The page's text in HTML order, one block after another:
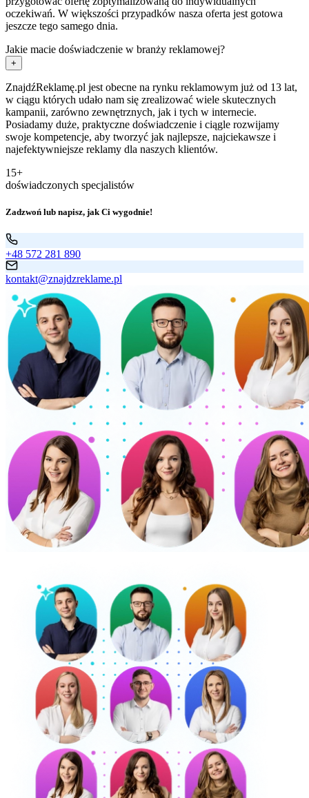
oczekiwań. W większości przypadków nasza oferta jest gotowa
jeszcze tego samego dnia.
Jakie macie doświadczenie w branży reklamowej?
+
ZnajdźReklamę.pl jest obecne na rynku reklamowym już od 13 lat,
w ciągu których udało nam się zrealizować wiele skutecznych
kampanii, zarówno zewnętrznych, jak i tych w internecie.
Posiadamy duże, praktyczne doświadczenie i ciągle rozwijamy
swoje kompetencje, aby tworzyć jak najlepsze, najciekawsze i
najefektywniejsze reklamy dla naszych klientów.
15+
doświadczonych specjalistów
Zadzwoń lub napisz, jak Ci wygodnie!
+48 572 281 890
kontakt@znajdzreklame.pl